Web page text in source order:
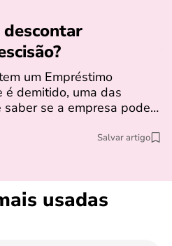
um Empréstimo
é demitido, uma das
saber se a empresa pode…
Salvar artigo
usadas